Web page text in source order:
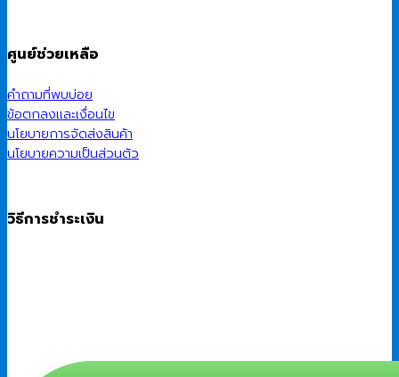
ศูนย์ช่วยเหลือ
คำถามที่พบบ่อย
ข้อตกลงและเงื่อนไข
นโยบายการจัดส่งสินค้า
นโยบายความเป็นส่วนตัว
วิธีการชำระเงิน